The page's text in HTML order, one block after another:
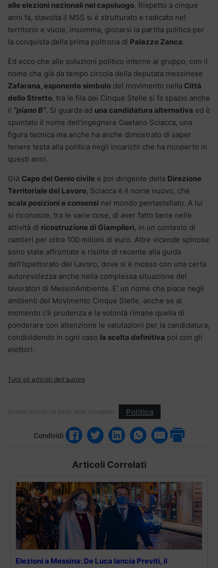
alle elezioni nazionali nel capoluogo. Rispetto a cinque
anni fa, stavolta il M5S si è strutturato e radicato nel
territorio e vuole, insomma, giocarsi la partita politica per
la conquista della prima poltrona di Palazzo Zanca.
Ed ecco che alle soluzioni politico interne al gruppo, con il
nome che già da tempo circola della deputata messinese
Zafarana, esponente simbolo del movimento nella Città
dello Stretto, tra le fila dei Cinque Stelle si fa spazio anche
il “piano B”. Si guarda ad una candidatura alternativa ed è
spuntato il nome dell’ingegnere Gaetano Sciacca, una
figura tecnica ma anche ha anche dimostrato di saper
tenere testa alla politica negli incarichi che ha ricoperto in
questi anni.
Già Capo del Genio civile e poi dirigente della Direzione
Territoriale del Lavoro, Sciacca è il nome nuovo, che
scala posizioni e consensi nel mondo pentastellato. A lui
si riconosce, tra le varie cose, di aver fatto bene nelle
attività di ricostruzione di Giampileri, in un contesto di
cantieri per oltre 100 milioni di euro. Altre vicende spinose
sono state affrontate e risolte di recente alla guida
dell’Ispettorato del Lavoro, dove si è mosso con una certa
autorevolezza anche nella complessa situazione del
lavoratori di MessinAmbiente. E’ un nome che piace negli
ambienti del Movimento Cinque Stelle, anche se al
momento c’è prudenza e la volontà rimane quella di
ponderare con attenzione le valutazioni per la candidatura,
condividendo in ogni caso la scelta definitiva poi con gli
elettori.
Tutti gli articoli dell'autore
Questo articolo fa parte delle categorie: Politica
Condividi
Articoli Correlati
Elezioni a Messina: De Luca lancia Previti, il